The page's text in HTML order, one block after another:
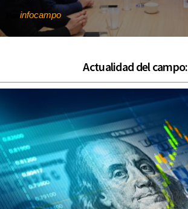
infocampo
Actualidad del campo: